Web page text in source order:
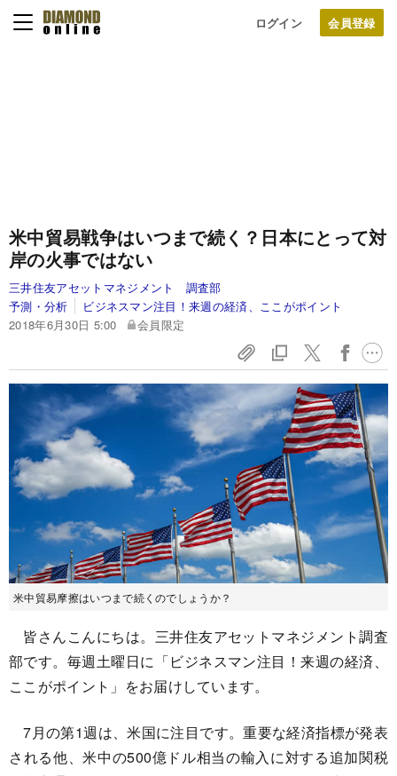
ログイン
米中貿易戦争はいつまで続く？日本にとって対
岸の火事ではない
三井住友アセットマネジメント 調査部
予測・分析
ビジネスマン注目！来週の経済、ここがポイント
2018年6月30日 5:00
会員限定
米中貿易摩擦はいつまで続くのでしょうか？
皆さんこんにちは。三井住友アセットマネジメント調査
部です。毎週土曜日に「ビジネスマン注目！来週の経済、
ここがポイント」をお届けしています。
7月の第1週は、米国に注目です。重要な経済指標が発表
される他、米中の500億ドル相当の輸入に対する追加関税